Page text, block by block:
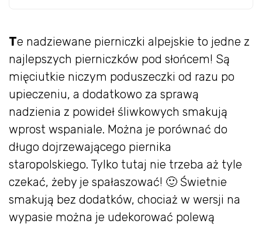
Te nadziewane pierniczki alpejskie to jedne z
najlepszych pierniczków pod słońcem! Są
mięciutkie niczym poduszeczki od razu po
upieczeniu, a dodatkowo za sprawą
nadzienia z powideł śliwkowych smakują
wprost wspaniale. Można je porównać do
długo dojrzewającego piernika
staropolskiego. Tylko tutaj nie trzeba aż tyle
czekać, żeby je spałaszować! 🙂 Świetnie
smakują bez dodatków, chociaż w wersji na
wypasie można je udekorować polewą